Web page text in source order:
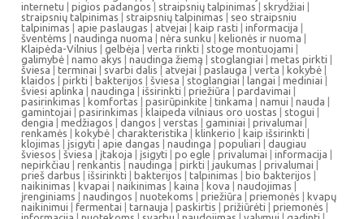
internetu | pigios padangos | straipsnių talpinimas | skrydžiai |
straipsnių talpinimas | straipsnių talpinimas | seo straipsniu
talpinimas | apie paslaugas | atvejai | kaip rasti | informacija |
šventėms | naudinga nuoma | nėra sunku | kelionės ir nuoma |
Klaipėda-Vilnius | gelbėja | verta rinkti | stoge montuojami |
galimybė | namo akys | naudinga žiemą | stoglangiai | metas pirkti |
šviesa | terminai | svarbi dalis | atvejai |paslauga | verta | kokybė |
klaidos | pirkti | bakterijos | šviesa | stoglangiai | langai | mediniai |
šviesi aplinka | naudinga | išsirinkti | priežiūra | pardavimai |
pasirinkimas | komfortas | pasirūpinkite | tinkama | namui | nauda |
gamintojai | pasirinkimas | klaipeda vilniaus oro uostas | stogui |
dengia | medžiagos | dangos | verstas | gaminiai | privalumai |
renkamės | kokybė | charakteristika | klinkerio | kaip išsirinkti |
klojimas | įsigyti | apie dangas | naudinga | populiari | daugiau
šviesos | šviesa | įtakoja | įsigyti | po egle | privalumai | informacija |
nepirkčiau | renkantis | naudinga | pirkti | jaukumas | privalumai |
prieš darbus | išsirinkti | bakterijos | talpinimas | bio bakterijos |
naikinimas | kvapai | naikinimas | kaina | kova | naudojimas |
įrenginiams | naudingos | nuotekoms | priežiūra | priemonės | kvapų
naikinimui | fermentai | tarnauja | paskirtis | prižiūrėti | priemonės |